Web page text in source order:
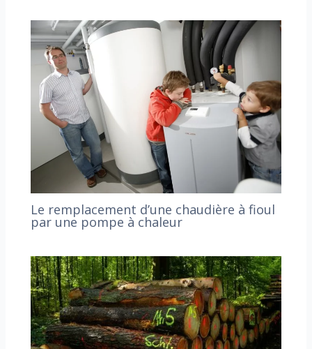
Le remplacement d’une chaudière à fioul
par une pompe à chaleur